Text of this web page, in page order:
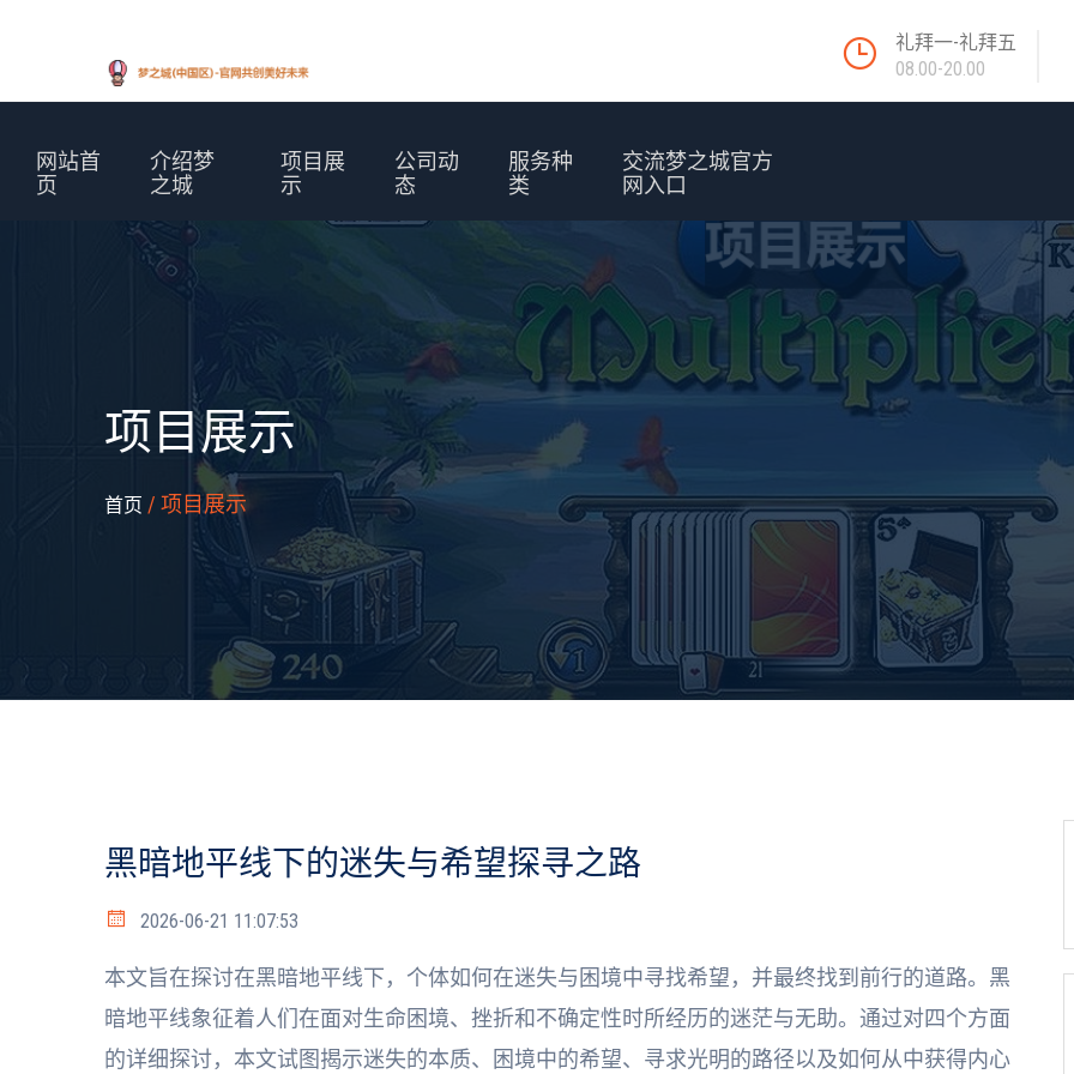
礼拜一-礼拜五
08.00-20.00
网站首
页
介绍梦
之城
项目展
示
公司动
态
服务种
类
交流梦之城官方
网入口
项目展示
首页 / 项目展示
黑暗地平线下的迷失与希望探寻之路
2026-06-21 11:07:53
本文旨在探讨在黑暗地平线下，个体如何在迷失与困境中寻找希望，并最终找到前行的道路。黑
暗地平线象征着人们在面对生命困境、挫折和不确定性时所经历的迷茫与无助。通过对四个方面
的详细探讨，本文试图揭示迷失的本质、困境中的希望、寻求光明的路径以及如何从中获得内心